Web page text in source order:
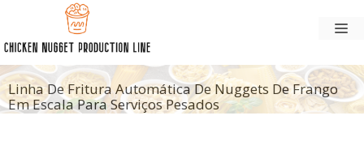
o
conteúdo
Linha De Fritura Automática De Nuggets De Frango
Em Escala Para Serviços Pesados